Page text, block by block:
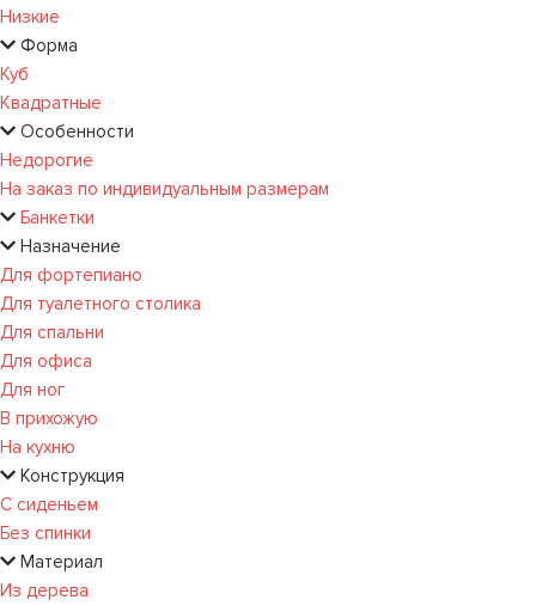
Низкие
Форма
Куб
Квадратные
Особенности
Недорогие
На заказ по индивидуальным размерам
Банкетки
Назначение
Для фортепиано
Для туалетного столика
Для спальни
Для офиса
Для ног
В прихожую
На кухню
Конструкция
С сиденьем
Без спинки
Материал
Из дерева